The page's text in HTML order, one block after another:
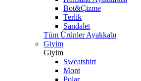
Bot&Çizme
Terlik
Sandalet
Tüm Ürünler Ayakkabı
Giyim
Giyim
Sweatshirt
Mont
Polar